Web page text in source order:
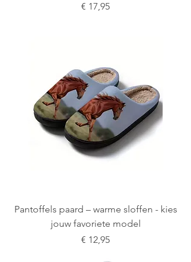
Prijs
€ 17,95
Pantoffels paard – warme sloffen - kies
jouw favoriete model
Prijs
€ 12,95